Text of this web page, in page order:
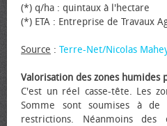
(*) q/ha : quintaux à l'hectare
(*) ETA : Entreprise de Travaux
Source : Terre-Net/Nicolas
Valorisation des zones humides
C'est un réel casse-tête. Les
Somme sont soumises à de
restrictions. Néanmoins des